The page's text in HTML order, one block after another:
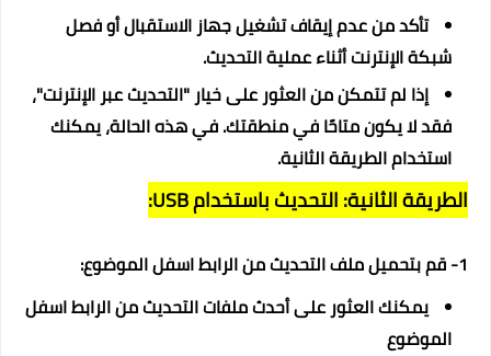
تأكد من عدم إيقاف تشغيل جهاز الاستقبال أو فصل
شبكة الإنترنت أثناء عملية التحديث.
إذا لم تتمكن من العثور على خيار "التحديث عبر الإنترنت"،
فقد لا يكون متاحًا في منطقتك. في هذه الحالة، يمكنك
استخدام الطريقة الثانية.
الطريقة الثانية: التحديث باستخدام USB:
1- قم بتحميل ملف التحديث من الرابط اسفل الموضوع:
يمكنك العثور على أحدث ملفات التحديثمن الرابط اسفل
الموضوع